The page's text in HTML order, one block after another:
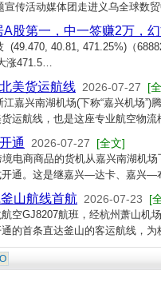
传活动媒体团走进义乌全球数
股第一，中一签赚2万，
(49.470, 40.81, 471.25%)（
涨471.5…
美货运航线 2026-07-27 [
嘉兴南湖机场(下称“嘉兴机场”)
运航线，也是这座专业航空物
通 2026-07-27 [全文]
电商商品的货机从嘉兴南湖机
开通。这是继嘉兴—达卡、嘉兴
山航线首航 2026-07-23 [
空GJ8207航班，经杭州萧山机
的首条直达釜山的客运航线，